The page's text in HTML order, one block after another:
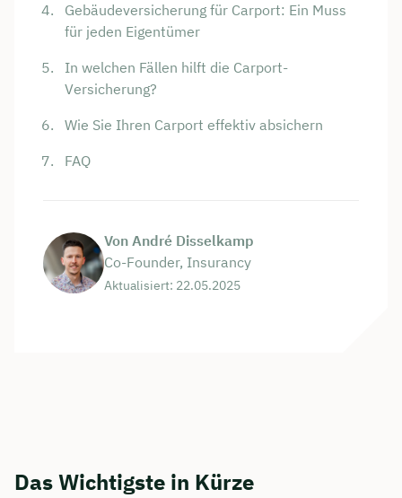
Gebäudeversicherung für Carport: Ein Muss
für jeden Eigentümer
In welchen Fällen hilft die Carport-
Versicherung?
Wie Sie Ihren Carport effektiv absichern
FAQ
Von André Disselkamp
Co-Founder, Insurancy
Aktualisiert: 22.05.2025
Das Wichtigste in Kürze